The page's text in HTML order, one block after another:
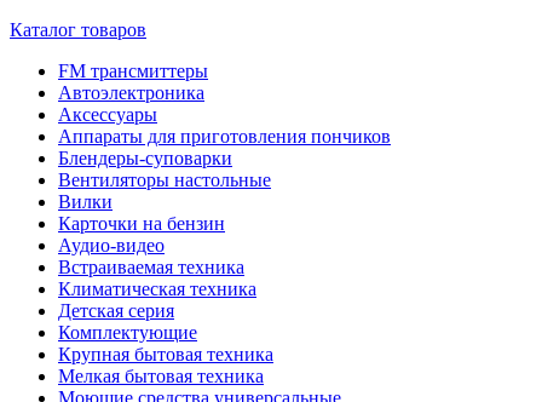
Каталог товаров
FM трансмиттеры
Автоэлектроника
Аксессуары
Аппараты для приготовления пончиков
Блендеры-суповарки
Вентиляторы настольные
Вилки
Карточки на бензин
Аудио-видео
Встраиваемая техника
Климатическая техника
Детская серия
Комплектующие
Крупная бытовая техника
Мелкая бытовая техника
Моющие средства универсальные